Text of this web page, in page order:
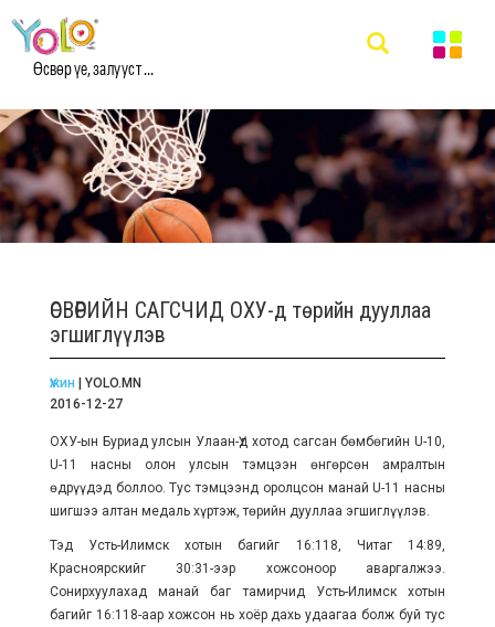
Өсвөр үе, залууст ...
ӨСВӨРИЙН САГСЧИД ОХУ-д төрийн дууллаа
эгшиглүүлэв
Үжин | YOLO.MN
2016-12-27
ОХУ-ын Буриад улсын Улаан-Үд хотод сагсан бөмбөгийн U-10,
U-11 насны олон улсын тэмцээн өнгөрсөн амралтын
өдрүүдэд боллоо. Тус тэмцээнд оролцсон манай U-11 насны
шигшээ алтан медаль хүртэж, төрийн дууллаа эгшиглүүлэв.
Тэд Усть-Илимск хотын багийг 16:118, Читаг 14:89,
Красноярскийг 30:31-ээр хожсоноор аваргалжээ.
Сонирхуулахад манай баг тамирчид Усть-Илимск хотын
багийг 16:118-аар хожсон нь хоёр дахь удаагаа болж буй тус